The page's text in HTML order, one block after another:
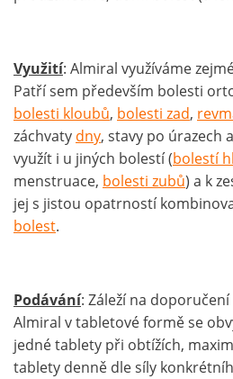
Využití: Almiral využíváme
Patří sem především bolesti
bolesti kloubů, bolesti zad,
záchvaty dny, stavy po úrazech
využít i u jiných bolestí (bolestí
menstruace, bolesti zubů) a k
jej s jistou opatrností
bolest.
Podávání: Záleží na
Almiral v tabletové formě se
jedné tablety při obtížích,
tablety denně dle síly